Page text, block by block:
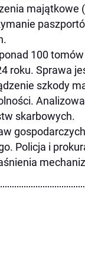
majątkowe
100
roku. Sprawa
szkody
skarbowych.
Policja i